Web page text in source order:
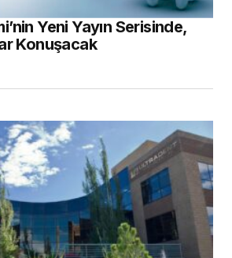
Yeni Yayın Serisinde,
Konuşacak